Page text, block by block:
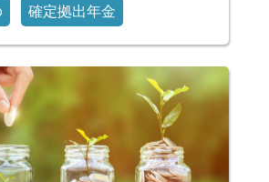
確定拠出年金